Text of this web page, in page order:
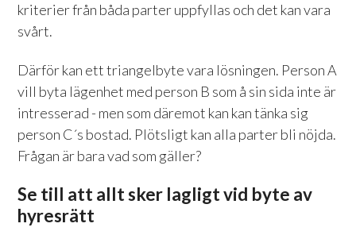
kriterier från båda parter uppfyllas och det kan vara
svårt.
Därför kan ett triangelbyte vara lösningen. Person A
vill byta lägenhet med person B som å sin sida inte är
intresserad - men som däremot kan kan tänka sig
person C´s bostad. Plötsligt kan alla parter bli nöjda.
Frågan är bara vad som gäller?
Se till att allt sker lagligt vid byte av
hyresrätt